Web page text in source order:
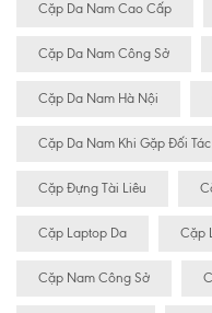
Cặp Da Nam Cao Cấp
Cặp Da Nam Công Sở
Cặp Da Nam Hà Nội
Cặp Da Nam Khi Gặp Đối Tác
Cặp Đựng Tài Liêu
Cặp Laptop Da Cặp
Cặp Nam Công Sở